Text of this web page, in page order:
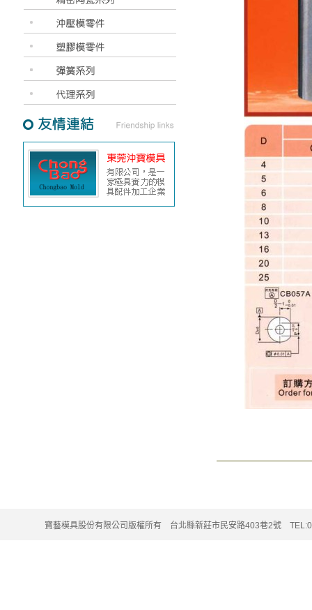
寶藝模具股份有限公司版權所有 台北縣新莊市民安路403巷2號